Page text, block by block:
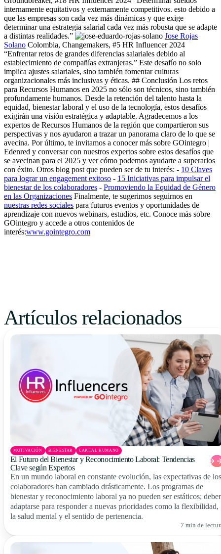
internamente equitativos y externamente competitivos. esto debido a
que las empresas son cada vez más dinámicas y que exige
determinar una estrategia salarial cada vez más robusta que se adapte
a distintas realidades.”
Jose Rojas
Solano Colombia, Changemakers, #5 HR Influencer 2024
“Enfrentar retos de grandes diferencias salariales debido al
establecimiento de compañías extranjeras.” Este desafío no solo
implica ajustes salariales, sino también fomentar culturas
organizacionales más inclusivas y éticas. ## Conclusión Los retos
para Recursos Humanos en 2025 no sólo son técnicos, sino también
profundamente humanos. Desde la retención del talento hasta la
equidad, bienestar laboral y el uso de la tecnología, estos desafíos
exigirán una visión estratégica y adaptable. Agradecemos a los
expertos de Recursos Humanos de la región que compartieron sus
perspectivas y nos ayudaron a trazar un panorama claro de lo que se
avecina. Por último, te invitamos a conocer más sobre GOintegro |
Edenred y conversar con nuestros expertos sobre estos desafíos que
se avecinan para el 2025 y ver cómo podemos ayudarte a superarlos
con éxito. Otros blog post que pueden ser de tu interés: - 10 Claves
para lograr un engagement exitoso - 15 Iniciativas para impulsar el
bienestar de los colaboradores - Promoviendo la Equidad de Género
en las Organizaciones Finalmente, te sugerimos seguirnos en
nuestras redes sociales para futuros eventos y oportunidades de
aprendizaje con nuevos webinars, estudios, etc. Conoce más sobre
GOintegro y accede a otros contenidos de
interés:www.gointegro.com
Artículos relacionados
MOTIVACIÓN BIENESTAR CAPITAL HUMANO
El Futuro del Bienestar y Reconocimiento Laboral: Tendencias
Clave según Expertos
En un mundo laboral en constante evolución, las expectativas de los
colaboradores han cambiado drásticamente. Los programas de
bienestar y reconocimiento laboral ya no pueden ser estáticos;
adaptarse para responder a nuevas prioridades como la flexibilidad,
la salud mental y el sentido de pertenencia.
7 min de